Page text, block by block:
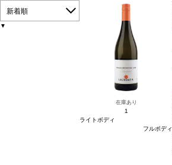
新着順
▼
在庫あり
1
ライトボディ
フルボディ